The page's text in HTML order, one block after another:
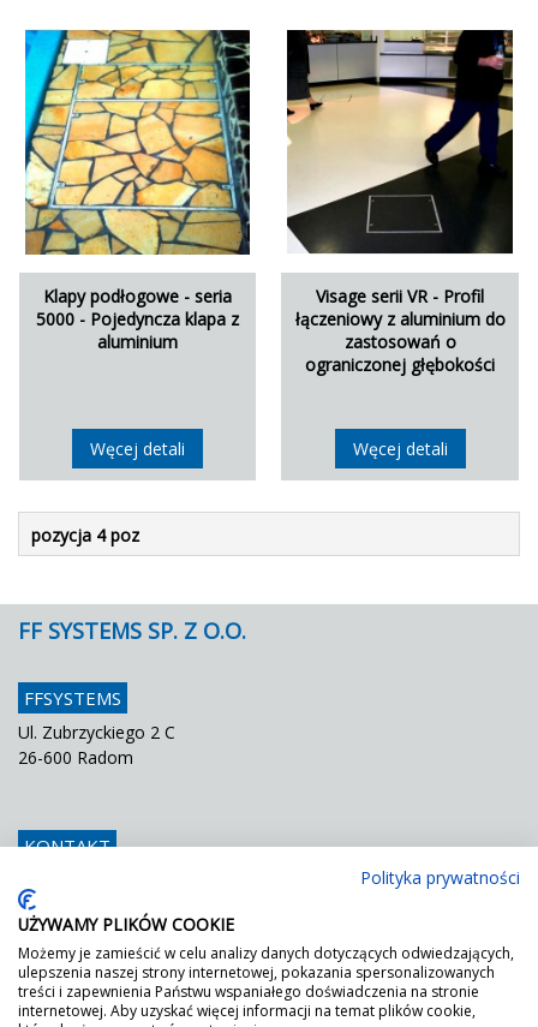
Klapy podłogowe - seria
5000 - Pojedyncza klapa z
aluminium
Węcej detali
Visage serii VR - Profil
łączeniowy z aluminium do
zastosowań o
ograniczonej głębokości
Węcej detali
pozycja 4 poz
FF SYSTEMS SP. Z O.O.
FFSYSTEMS
Ul. Zubrzyckiego 2 C
26-600 Radom
KONTAKT
Fax
E mail
info@ffsystems.pl
Polityka prywatności
UŻYWAMY PLIKÓW COOKIE
Możemy je zamieścić w celu analizy danych dotyczących odwiedzających,
ulepszenia naszej strony internetowej, pokazania spersonalizowanych
treści i zapewnienia Państwu wspaniałego doświadczenia na stronie
internetowej. Aby uzyskać więcej informacji na temat plików cookie,